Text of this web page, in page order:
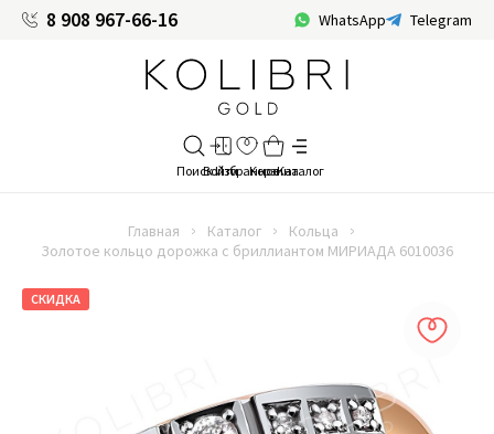
8 908 967-66-16 WhatsApp Telegram
Главная Каталог
Кольца
Золотое кольцо дорожка с бриллиантом МИРИАДА 6010036
СКИДКА